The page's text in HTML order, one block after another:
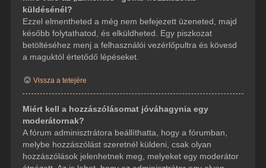
küldésénél?
Ezzel elmentheted a még nem befejezett üzeneted, majd
később folytathatod, és elküldheted. Egy piszkozat
betöltéséhez menj a felhasználói vezérlőpultra és kövesd
a maguktól értetődő lépéseket.
Vissza a tetejére
Miért kell a hozzászólásomat jóváhagynia egy
moderátornak?
A fórum adminisztrátora beállíthatta, hogy a fórumban,
melybe hozzászólást szeretnél küldeni, csak olyan
hozzászólások jelenhetnek meg, melyeket egy moderátor